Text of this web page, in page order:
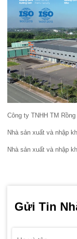
Công ty TNHH TM
Nhà sản xuất và nhập
Nhà sản xuất và nhập
Gửi Tin